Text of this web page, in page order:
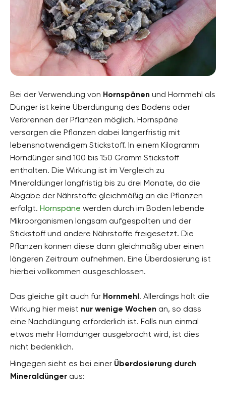
Bei der Verwendung von Hornspänen und Hornmehl als
Dünger ist keine Überdüngung des Bodens oder
Verbrennen der Pflanzen möglich. Hornspäne
versorgen die Pflanzen dabei längerfristig mit
lebensnotwendigem Stickstoff. In einem Kilogramm
Horndünger sind 100 bis 150 Gramm Stickstoff
enthalten. Die Wirkung ist im Vergleich zu
Mineraldünger langfristig bis zu drei Monate, da die
Abgabe der Nährstoffe gleichmäßig an die Pflanzen
erfolgt. Hornspäne werden durch im Boden lebende
Mikroorganismen langsam aufgespalten und der
Stickstoff und andere Nährstoffe freigesetzt. Die
Pflanzen können diese dann gleichmäßig über einen
längeren Zeitraum aufnehmen. Eine Überdosierung ist
hierbei vollkommen ausgeschlossen.
Das gleiche gilt auch für Hornmehl. Allerdings hält die
Wirkung hier meist nur wenige Wochen an, so dass
eine Nachdüngung erforderlich ist. Falls nun einmal
etwas mehr Horndünger ausgebracht wird, ist dies
nicht bedenklich.
Hingegen sieht es bei einer Überdosierung durch
Mineraldünger aus: